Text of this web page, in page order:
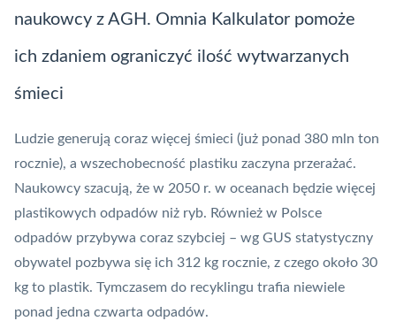
naukowcy z AGH. Omnia Kalkulator pomoże
ich zdaniem ograniczyć ilość wytwarzanych
śmieci
Ludzie generują coraz więcej śmieci (już ponad 380 mln ton
rocznie), a wszechobecność plastiku zaczyna przerażać.
Naukowcy szacują, że w 2050 r. w oceanach będzie więcej
plastikowych odpadów niż ryb. Również w Polsce
odpadów przybywa coraz szybciej – wg GUS statystyczny
obywatel pozbywa się ich 312 kg rocznie, z czego około 30
kg to plastik. Tymczasem do recyklingu trafia niewiele
ponad jedna czwarta odpadów.